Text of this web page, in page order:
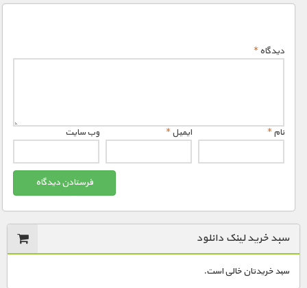
دیدگاه*
نام* ایمیل* وب‌ سایت
سبد خرید لینک دانلود
سبد خریدتان خالی است.